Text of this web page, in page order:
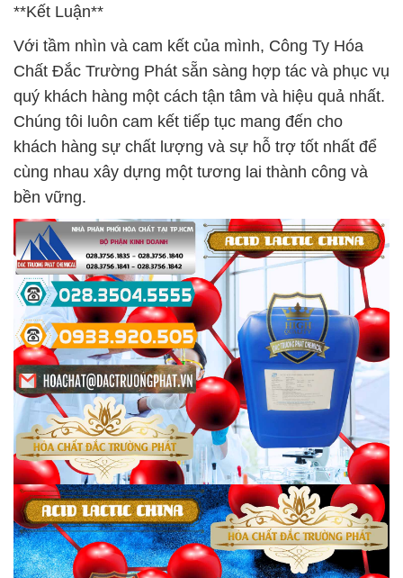
**Kết Luận**
Với tầm nhìn và cam kết của mình, Công Ty Hóa
Chất Đắc Trường Phát sẵn sàng hợp tác và phục vụ
quý khách hàng một cách tận tâm và hiệu quả nhất.
Chúng tôi luôn cam kết tiếp tục mang đến cho
khách hàng sự chất lượng và sự hỗ trợ tốt nhất để
cùng nhau xây dựng một tương lai thành công và
bền vững.